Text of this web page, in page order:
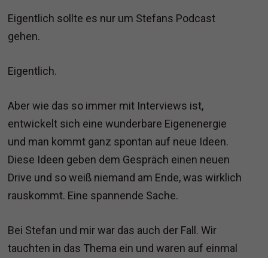
Eigentlich sollte es nur um Stefans Podcast
gehen.
Eigentlich.
Aber wie das so immer mit Interviews ist,
entwickelt sich eine wunderbare Eigenenergie
und man kommt ganz spontan auf neue Ideen.
Diese Ideen geben dem Gespräch einen neuen
Drive und so weiß niemand am Ende, was wirklich
rauskommt. Eine spannende Sache.
Bei Stefan und mir war das auch der Fall. Wir
tauchten in das Thema ein und waren auf einmal